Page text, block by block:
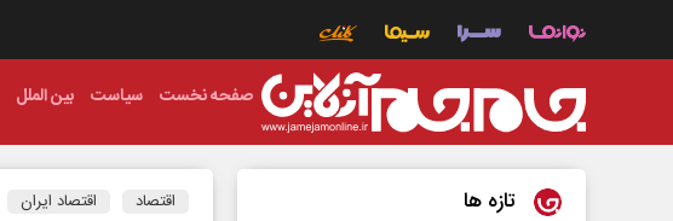
صفحه نخست سیاست بین الملل
اقتصاد اقتصاد ایران تازه ها